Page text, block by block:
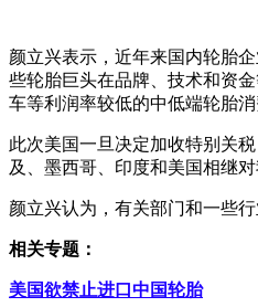
颜立兴表示，近年来国内轮胎
些轮胎巨头在品牌、技术和资
车等利润率较低的中低端轮胎
此次美国一旦决定加收特别关
及、墨西哥、印度和美国相继
颜立兴认为，有关部门和一些
相关专题：
美国欲禁止进口中国轮胎